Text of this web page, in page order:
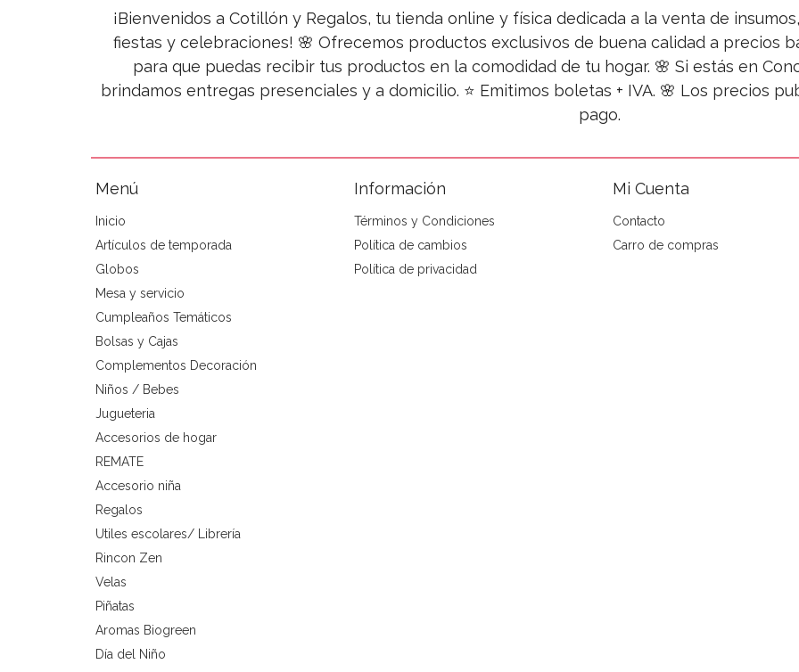
¡Bienvenidos a Cotillón y Regalos, tu tienda online y física dedicada a la venta de
fiestas y celebraciones! 🌸 Ofrecemos productos exclusivos de buena calidad a precios
para que puedas recibir tus productos en la comodidad de tu hogar. 🌸 Si estás en
brindamos entregas presenciales y a domicilio. ⭐ Emitimos boletas + IVA. 🌸 Los precios
pago.
Menú
Inicio
Artículos de temporada
Globos
Mesa y servicio
Cumpleaños Temáticos
Bolsas y Cajas
Complementos Decoración
Niños / Bebes
Jugueteria
Accesorios de hogar
REMATE
Accesorio niña
Regalos
Utiles escolares/ Librería
Rincon Zen
Velas
Piñatas
Aromas Biogreen
Día del Niño
Información
Términos y Condiciones
Política de cambios
Política de privacidad
Mi Cuenta
Contacto
Carro de compras